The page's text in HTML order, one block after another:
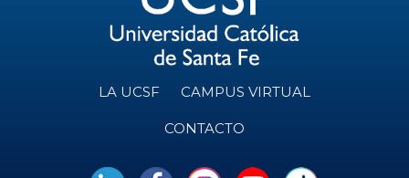
LA UCSF CAMPUS VIRTUAL
CONTACTO